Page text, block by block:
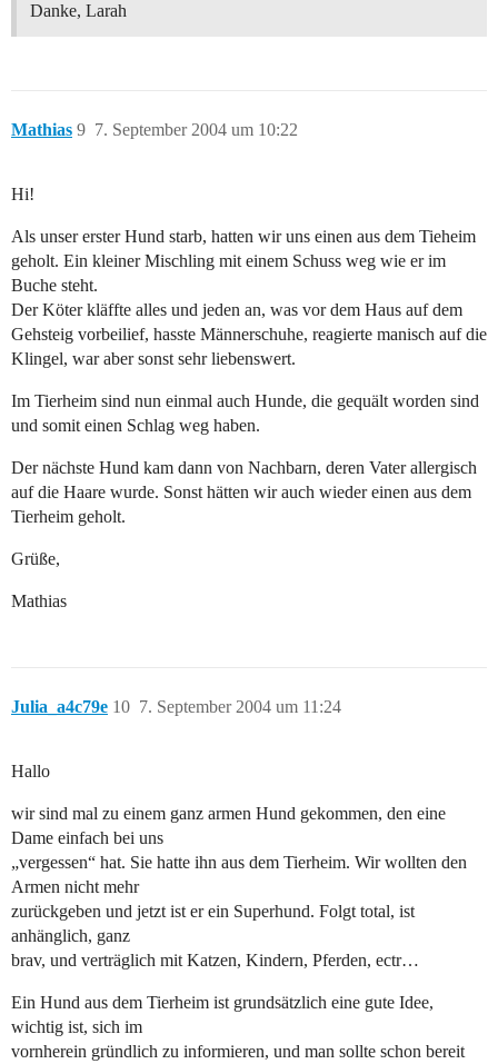
Danke, Larah
Mathias 7. September 2004 um 10:22
9
Hi!
Als unser erster Hund starb, hatten wir uns einen aus dem Tieheim
geholt. Ein kleiner Mischling mit einem Schuss weg wie er im
Buche steht.
Der Köter kläffte alles und jeden an, was vor dem Haus auf dem
Gehsteig vorbeilief, hasste Männerschuhe, reagierte manisch auf die
Klingel, war aber sonst sehr liebenswert.
Im Tierheim sind nun einmal auch Hunde, die gequält worden sind
und somit einen Schlag weg haben.
Der nächste Hund kam dann von Nachbarn, deren Vater allergisch
auf die Haare wurde. Sonst hätten wir auch wieder einen aus dem
Tierheim geholt.
Grüße,
Mathias
Julia_a4c79e 7. September 2004 um 11:24
10
Hallo
wir sind mal zu einem ganz armen Hund gekommen, den eine
Dame einfach bei uns
„vergessen“ hat. Sie hatte ihn aus dem Tierheim. Wir wollten den
Armen nicht mehr
zurückgeben und jetzt ist er ein Superhund. Folgt total, ist
anhänglich, ganz
brav, und verträglich mit Katzen, Kindern, Pferden, ectr…
Ein Hund aus dem Tierheim ist grundsätzlich eine gute Idee,
wichtig ist, sich im
vornherein gründlich zu informieren, und man sollte schon bereit